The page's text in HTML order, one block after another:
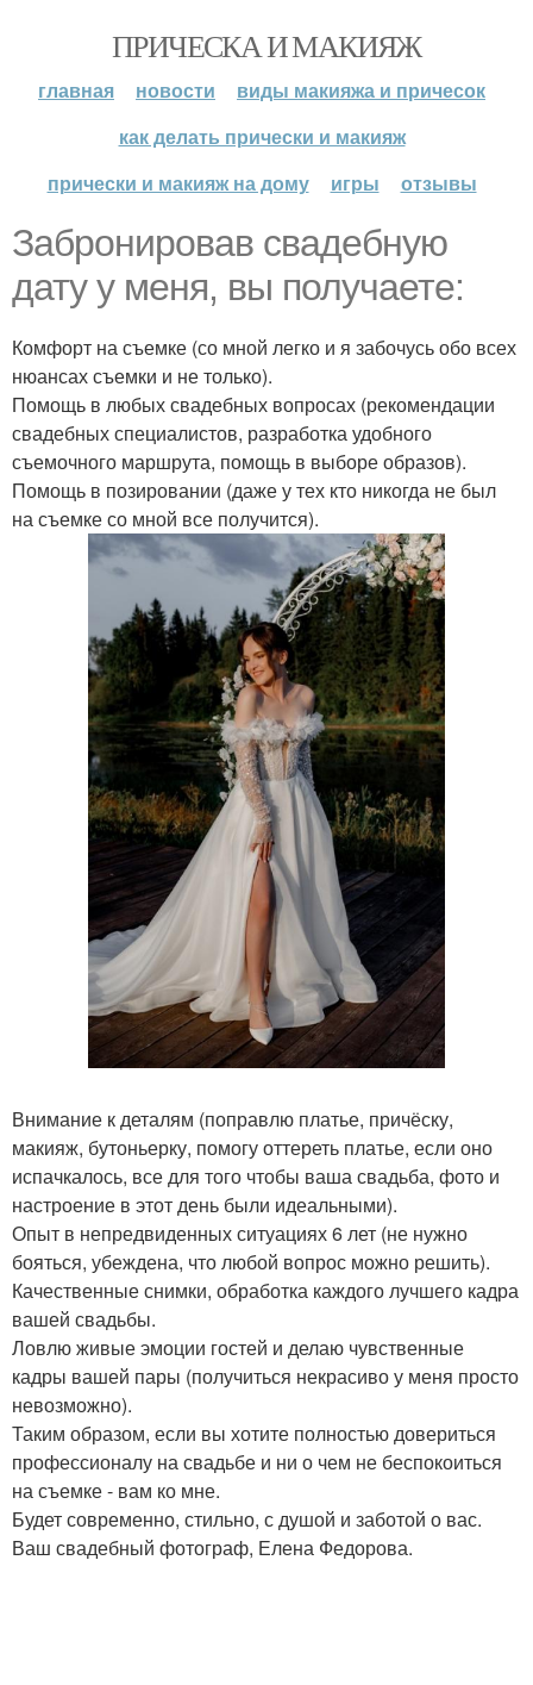
ПРИЧЕСКА И МАКИЯЖ
главная новости
виды макияжа и причесок
как делать прически и макияж
прически и макияж на дому
игры отзывы
Забронировав свадебную
дату у меня, вы получаете:
Комфорт на съемке (со мной легко и я забочусь обо всех
нюансах съемки и не только).
Помощь в любых свадебных вопросах (рекомендации
свадебных специалистов, разработка удобного
съемочного маршрута, помощь в выборе образов).
Помощь в позировании (даже у тех кто никогда не был
на съемке со мной все получится).
Внимание к деталям (поправлю платье, причёску,
макияж, бутоньерку, помогу оттереть платье, если оно
испачкалось, все для того чтобы ваша свадьба, фото и
настроение в этот день были идеальными).
Опыт в непредвиденных ситуациях 6 лет (не нужно
бояться, убеждена, что любой вопрос можно решить).
Качественные снимки, обработка каждого лучшего кадра
вашей свадьбы.
Ловлю живые эмоции гостей и делаю чувственные
кадры вашей пары (получиться некрасиво у меня просто
невозможно).
Таким образом, если вы хотите полностью довериться
профессионалу на свадьбе и ни о чем не беспокоиться
на съемке - вам ко мне.
Будет современно, стильно, с душой и заботой о вас.
Ваш свадебный фотограф, Елена Федорова.